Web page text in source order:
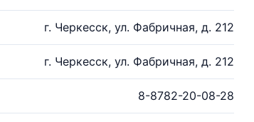
г. Черкесск, ул. Фабричная, д. 212
г. Черкесск, ул. Фабричная, д. 212
8-8782-20-08-28